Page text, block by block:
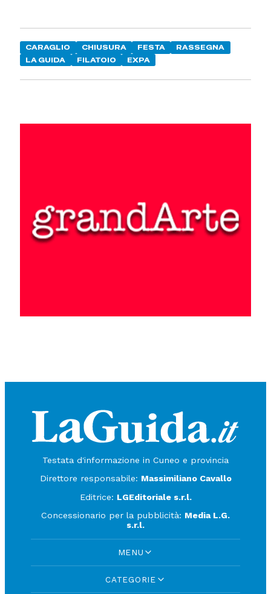
CARAGLIO CHIUSURA FESTA
RASSEGNA
LA GUIDA
FILATOIO EXPA
Testata d'informazione in Cuneo e provincia
Direttore responsabile: Massimiliano Cavallo
Editrice: LGEditoriale s.r.l.
Concessionario per la pubblicità: Media L.G.
s.r.l.
MENU
CATEGORIE